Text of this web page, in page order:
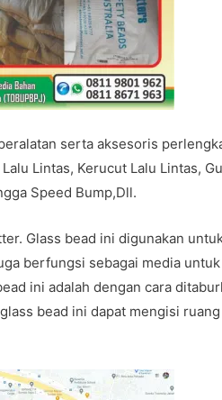
serta aksesoris
Lintas, Kerucut Lalu Lintas,
Speed Bump,Dll.
Glass bead ini digunakan
berfungsi sebagai media
ini adalah dengan cara
bead ini dapat mengisi